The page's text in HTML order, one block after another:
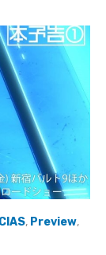
, Preview,